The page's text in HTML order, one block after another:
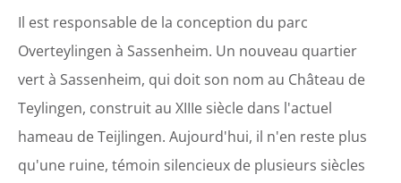
Il est responsable de la conception du parc
Overteylingen à Sassenheim. Un nouveau quartier
vert à Sassenheim, qui doit son nom au Château de
Teylingen, construit au XIIIe siècle dans l'actuel
hameau de Teijlingen. Aujourd'hui, il n'en reste plus
qu'une ruine, témoin silencieux de plusieurs siècles